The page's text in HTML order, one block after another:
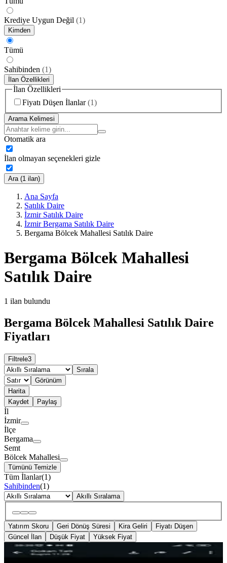
Krediye Uygun Değil (1)
Kimden
Tümü
Sahibinden (1)
İlan Özellikleri
İlan Özellikleri
Fiyatı Düşen İlanlar (1)
Arama Kelimesi
Otomatik ara
İlan olmayan seçenekleri gizle
Ara (1 ilan)
Ana Sayfa
Satılık Daire
İzmir Satılık Daire
İzmir Bergama Satılık Daire
Bergama Bölcek Mahallesi Satılık Daire
Bergama Bölcek Mahallesi
Satılık Daire
1 ilan bulundu
Bergama Bölcek Mahallesi Satılık Daire
Fiyatları
Filtrele3
Sırala
Görünüm
Harita
Kaydet
Paylaş
İl
İzmir
İlçe
Bergama
Semt
Bölcek Mahallesi
Tümünü Temizle
Tüm İlanlar(1)
Sahibinden(1)
Akıllı Sıralama
Yatırım Skoru Geri Dönüş Süresi Kira Geliri
Fiyatı Düşen
Güncel İlan
Düşük Fiyat Yüksek Fiyat
BALKONLU
2 Müstakil Ev Müştemilatlı